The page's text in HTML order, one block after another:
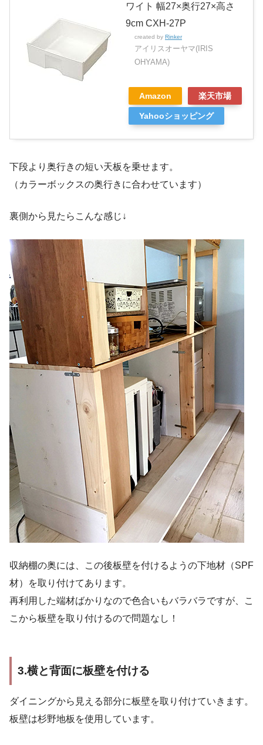
ワイト 幅27×奥行27×高さ
9cm CXH-27P
created by Rinker
アイリスオーヤマ(IRIS
OHYAMA)
Amazon 楽天市場
Yahooショッピング
下段より奥行きの短い天板を乗せます。
（カラーボックスの奥行きに合わせています）
裏側から見たらこんな感じ↓
収納棚の奥には、この後板壁を付けるようの下地材（SPF
材）を取り付けてあります。
再利用した端材ばかりなので色合いもバラバラですが、こ
こから板壁を取り付けるので問題なし！
3.横と背面に板壁を付ける
ダイニングから見える部分に板壁を取り付けていきます。
板壁は杉野地板を使用しています。